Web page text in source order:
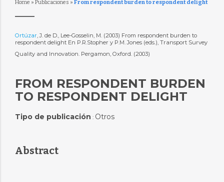
Home » Publicaciones » From respondent burden to respondent delight
Ortúzar, J. de D., Lee-Gosselin, M. (2003) From respondent burden to
respondent delight En P.R.Stopher y P.M. Jones (eds.), Transport Survey
Quality and Innovation. Pergamon, Oxford. (2003)
FROM RESPONDENT BURDEN
TO RESPONDENT DELIGHT
Tipo de publicación : Otros
Abstract